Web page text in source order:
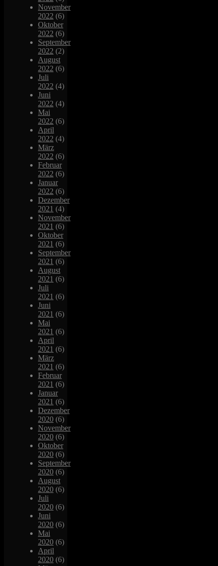
November
2022 (6)
Oktober
2022 (6)
September
2022 (2)
August
2022 (6)
Juli
2022 (4)
Juni
2022 (4)
Mai
2022 (6)
April
2022 (4)
März
2022 (6)
Februar
2022 (6)
Januar
2022 (6)
Dezember
2021 (4)
November
2021 (6)
Oktober
2021 (6)
September
2021 (6)
August
2021 (6)
Juli
2021 (6)
Juni
2021 (6)
Mai
2021 (6)
April
2021 (6)
März
2021 (6)
Februar
2021 (6)
Januar
2021 (6)
Dezember
2020 (6)
November
2020 (6)
Oktober
2020 (6)
September
2020 (6)
August
2020 (6)
Juli
2020 (6)
Juni
2020 (6)
Mai
2020 (6)
April
2020 (6)